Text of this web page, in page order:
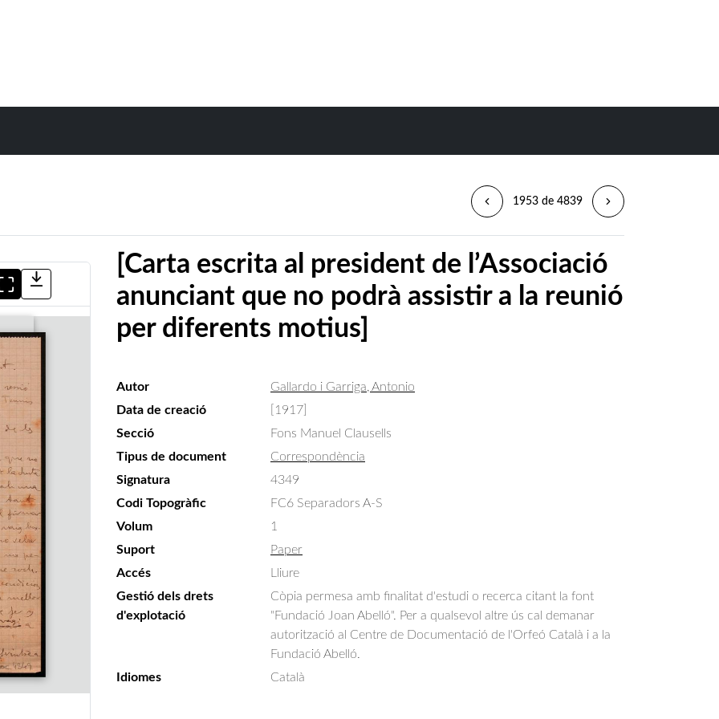
1953 de 4839
[Carta escrita al president de l’Associació
anunciant que no podrà assistir a la reunió
per diferents motius]
Autor
Gallardo i Garriga, Antonio
Data de creació
[1917]
Secció
Fons Manuel Clausells
Tipus de document
Correspondència
Signatura
4349
Codi Topogràfic
FC6 Separadors A-S
Volum
1
Suport
Paper
Accés
Lliure
Gestió dels drets
d'explotació
Còpia permesa amb finalitat d'estudi o recerca citant la font
"Fundació Joan Abelló". Per a qualsevol altre ús cal demanar
autorització al Centre de Documentació de l'Orfeó Català i a la
Fundació Abelló.
Idiomes
Català